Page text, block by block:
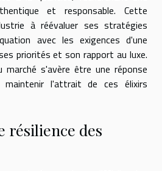
et responsable. Cette
à réévaluer ses stratégies
avec les exigences d'une
priorités et son rapport au luxe.
marché s'avère être une réponse
maintenir l'attrait de ces élixirs
résilience des